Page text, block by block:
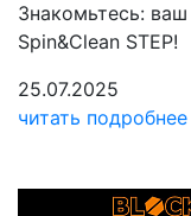
Знакомьтесь:
Spin&Clean STEP!
25.07.2025
читать подробнее